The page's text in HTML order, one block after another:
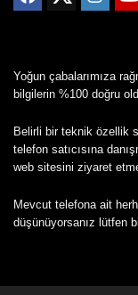
Yoğun çabalarımıza
bilgilerin %100 doğru
Belirli bir teknik özellik
telefon satıcısına
web sitesini ziyaret
Mevcut telefona ait
düşünüyorsanız lütfen